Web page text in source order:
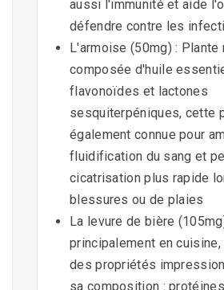
aussi l'immunité et aide
défendre contre les
L'armoise (50mg) : Plante
composée d'huile
flavonoïdes et lactones
sesquiterpéniques, cette
également connue pour
fluidification du sang et
cicatrisation plus rapide
blessures ou de plaies
La levure de bière
principalement en
des propriétés
sa composition :